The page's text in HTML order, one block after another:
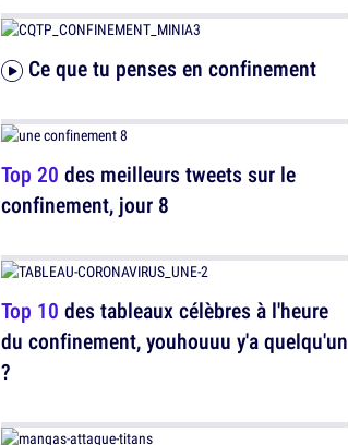
Ce que tu penses en confinement
Top 20 des meilleurs tweets sur le
confinement, jour 8
Top 10 des tableaux célèbres à l'heure
du confinement, youhouuu y'a quelqu'un
?